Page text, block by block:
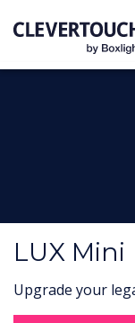
LUX Mini
Upgrade your